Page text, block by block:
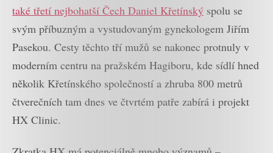
také třetí nejbohatší Čech Daniel Křetínský spolu se
svým příbuzným a vystudovaným gynekologem Jiřím
Pasekou. Cesty těchto tří mužů se nakonec protnuly v
moderním centru na pražském Hagiboru, kde sídlí hned
několik Křetínského společností a zhruba 800 metrů
čtverečních tam dnes ve čtvrtém patře zabírá i projekt
HX Clinic.